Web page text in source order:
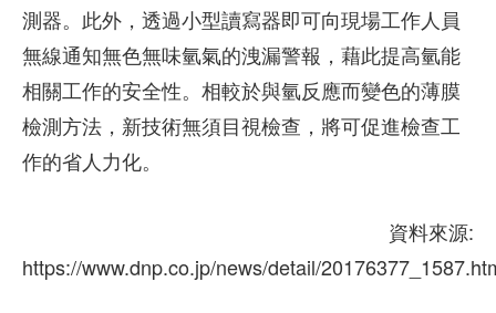
測器。此外，透過小型讀寫器即可向現場工作人員
無線通知無色無味氫氣的洩漏警報，藉此提高氫能
相關工作的安全性。相較於與氫反應而變色的薄膜
檢測方法，新技術無須目視檢查，將可促進檢查工
作的省人力化。
資料來源:
https://www.dnp.co.jp/news/detail/